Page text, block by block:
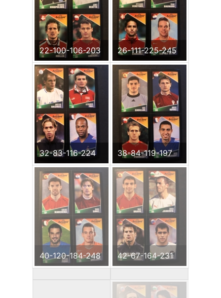
22-100-106-203 26-111-225-245
32-83-116-224 38-84-119-197
40-120-184-248 42-67-164-231